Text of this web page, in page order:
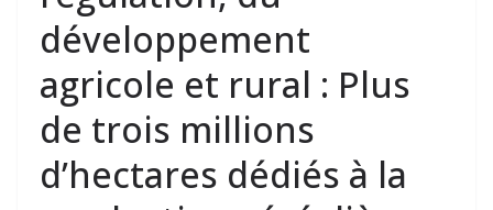
développement
agricole et rural : Plus
de trois millions
d’hectares dédiés à la